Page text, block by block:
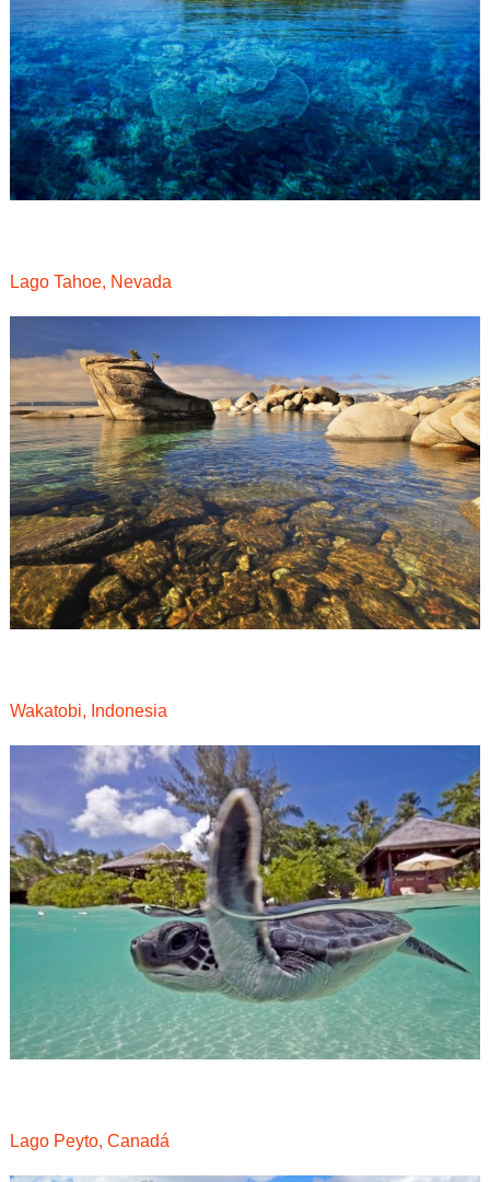
Lago Tahoe, Nevada
Wakatobi, Indonesia
Lago Peyto, Canadá